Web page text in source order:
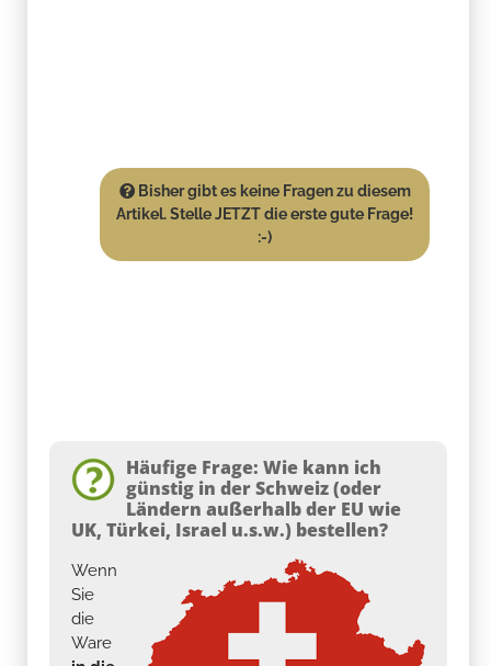
Bisher gibt es keine Fragen zu diesem
Artikel. Stelle JETZT die erste gute Frage!
:-)
Häufige Frage: Wie kann ich
günstig in der Schweiz (oder
Ländern außerhalb der EU wie
UK, Türkei, Israel u.s.w.) bestellen?
Wenn
Sie
die
Ware